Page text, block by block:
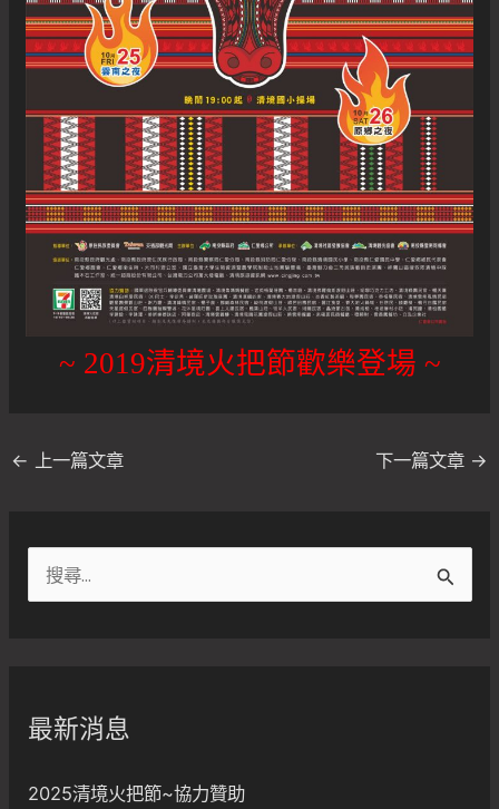
~ 2019清境火把節歡樂登場 ~
← 上一篇文章 下一篇文章 →
尋
:最新消息
2025清境火把節~協力贊助